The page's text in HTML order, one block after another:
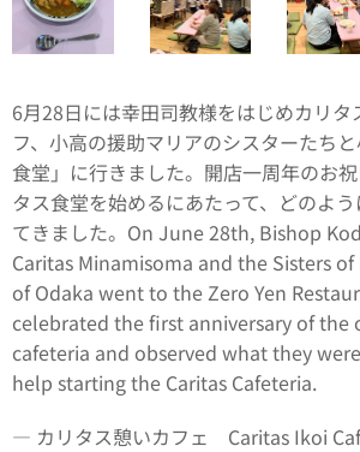
6月28日には幸田司教様をはじめカリタ
フ、小高の援助マリアのシスターたち
食堂」に行きました。開店一周年のお
タス食堂を始めるにあたって、どのよ
てきました。On June 28th, Bishop
Caritas Minamisoma and the Sisters
of Odaka went to the Zero Yen
celebrated the first anniversary of the
cafeteria and observed what they
help starting the Caritas Cafeteria.
― カリタス憩いカフェ Caritas Ikoi